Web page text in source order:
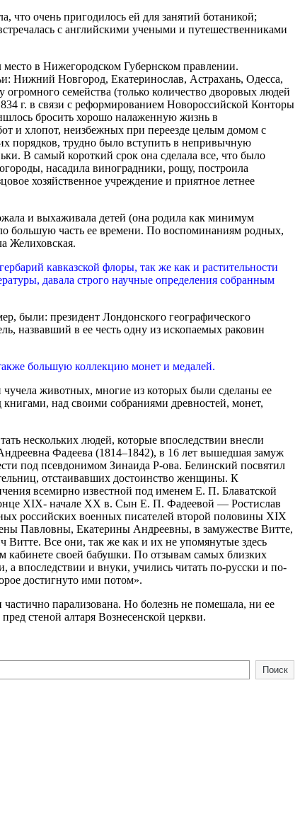
что очень пригодилось ей для занятий ботаникой;
с английскими учеными и путешественниками
в Нижегородском Губернском правлении.
Нижний Новгород, Екатеринослав, Астрахань, Одесса,
семейства (только количество дворовых людей
г. в связи с реформированием Новороссийской Конторы
бросить хорошо налаженную жизнь в
и хлопот, неизбежных при переезде целым домом с
порядков, трудно было вступить в непривычную
В самый короткий срок она сделала все, что было
насадила виноградники, рощу, построила
хозяйственное учреждение и приятное летнее
и выхаживала детей (она родила как минимум
большую часть ее времени. По воспоминаниям родных,
Желиховская.
кавказской флоры, так же как и растительности
давала строго научные определения собранным
были: президент Лондонского географического
назвавший в ее честь одну из ископаемых раковин
большую коллекцию монет и медалей.
животных, многие из которых были сделаны ее
над своими собраниями древностей, монет,
нескольких людей, которые впоследствии внесли
Фадеева (1814–1842), в 16 лет вышедшая замуж
под псевдонимом Зинаида Р-ова. Белинский посвятил
отстаивавших достоинство женщины. К
всемирно известной под именем Е. П. Блаватской
XIX- начале XX в. Сын Е. П. Фадеевой — Ростислав
российских военных писателей второй половины XIX
Павловны, Екатерины Андреевны, в замужестве Витте,
Все они, так же как и их не упомянутые здесь
кабинете своей бабушки. По отзывам самых близких
впоследствии и внуки, учились читать по-русски и по-
достигнуто ими потом».
парализована. Но болезнь не помешала, ни ее
стеной алтаря Вознесенской церкви.
Поиск